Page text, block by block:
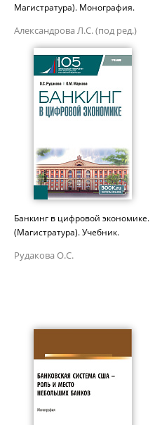
Магистратура). Монография.
Александрова Л.С. (под ред.)
Банкинг в цифровой экономике.
(Магистратура). Учебник.
Рудакова О.С.